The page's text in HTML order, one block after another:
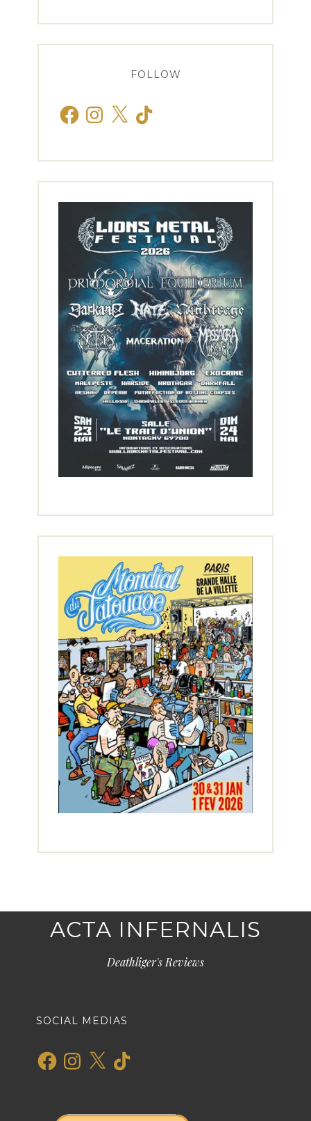
FOLLOW
FacebookInstagram
X TikTok
ACTA INFERNALIS
Deathliger's Reviews
SOCIAL MEDIAS
FacebookInstagram
X TikTok